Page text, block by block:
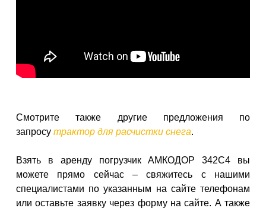
Смотрите также другие предложения по
запросу трактор для расчистки снега.
Взять в аренду погрузчик АМКОДОР 342С4 вы
можете прямо сейчас – свяжитесь с нашими
специалистами по указанным на сайте телефонам
или оставьте заявку через форму на сайте. А также